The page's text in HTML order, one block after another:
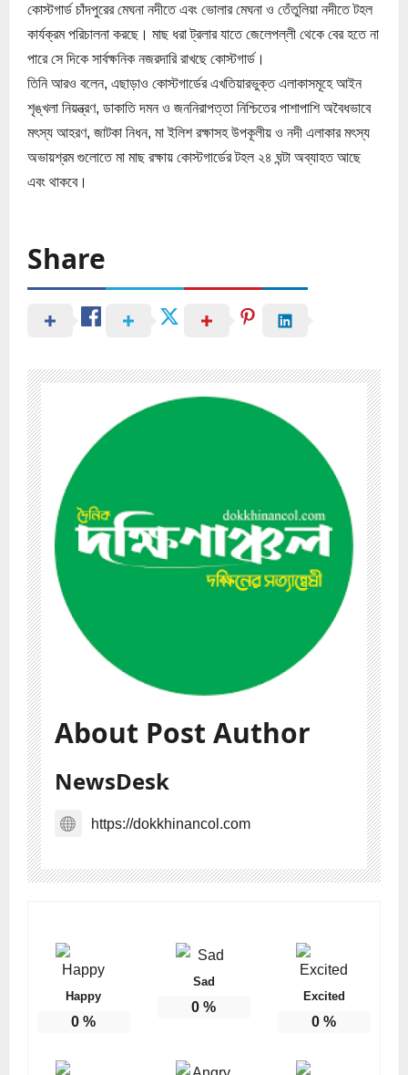
কোস্টগার্ড চাঁদপুরের মেঘনা নদীতে এবং ভোলার মেঘনা ও তেঁতুলিয়া নদীতে টহল
কার্যক্রম পরিচালনা করছে। মাছ ধরা ট্রলার যাতে জেলেপল্লী থেকে বের হতে না
পারে সে দিকে সার্বক্ষনিক নজরদারি রাখছে কোস্টগার্ড।
তিনি আরও বলেন, এছাড়াও কোস্টগার্ডের এখতিয়ারভুক্ত এলাকাসমূহে আইন
শৃঙ্খলা নিয়ন্ত্রণ, ডাকাতি দমন ও জননিরাপত্তা নিশ্চিতের পাশাপাশি অবৈধভাবে
মৎস্য আহরণ, জাটকা নিধন, মা ইলিশ রক্ষাসহ উপকূলীয় ও নদী এলাকার মৎস্য
অভায়শ্রম গুলোতে মা মাছ রক্ষায় কোস্টগার্ডের টহল ২৪ ঘন্টা অব্যাহত আছে
এবং থাকবে।
Share
About Post Author
NewsDesk
https://dokkhinancol.com
Happy
0 %
Sad
0 %
Excited
0 %